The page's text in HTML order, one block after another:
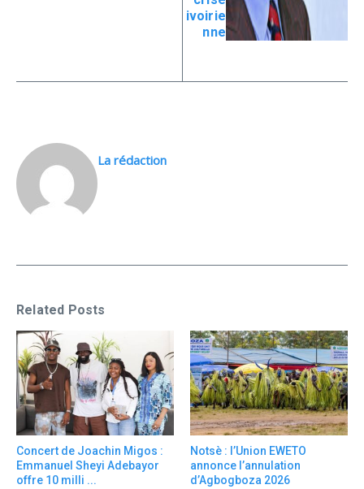
ivoirie
nne
La rédaction
Related Posts
Concert de Joachin Migos :
Emmanuel Sheyi Adebayor
offre 10 milli ...
Notsè : l’Union EWETO
annonce l’annulation
d’Agbogboza 2026